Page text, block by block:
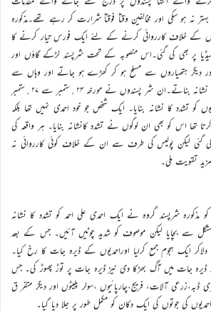
نہ ہو سکی اور مخالفین وقتاً فوقتاً شرارت کر رہے تھے۔مذکورہ
کے خلاف کارروائی کرنے کے لئے ایک فورس تیار کرنے کا
پر بھی کی گئی۔اس منصوبہ کے تحت شرپسند لڑکے گاؤں اور
دیگر ہتھیاروں سے مسلح ہو کر کھڑے ہو جاتے اور وہاں سے
گزرنے والے احمدیوں کو تشدد کا نشانہ بناتے۔ان شر پسندوں نے مورخہ ۲۴؍ستمبر سے ۲۷؍ستمبر
واقعات میں ۴ احمدیوں کو تشدد کا نشانہ بنایا۔ ایک شخص جو خود احمدی نہیں تھا بلکہ
تھا اس کو بھی ان لوگوں نے تشدد کانشانہ بنایا۔ ہر واقعہ کی
گئی لیکن پولیس کی طرف سے ان کے خلاف کوئی کارروائی نہ
تقویت ملی۔
مورخہ ۲۸؍ستمبر ۲۰۲۵ء کو مذکورہ شرپسند گروہ نے ایک احمدی علی احمد کو تشدد کا نشانہ
مشکل سے بچایا لیکن موصوف کو شدید چوٹیں آئیں۔ جس کے بعد
ایک ہجوم جمع کرلیا اوراحمدیوں کے ڈیرہ جات کا رخ کیا۔
جات میں آگ بھڑکا دی نیز ڈیرہ جات پر توڑ پھوڑ کی۔ جس
آلات، فریج،چارپائیوں ،سولر پلیٹوں اور دیگر متفر ق
کی جوتوں کی ایک دکان کو مکمل طور پر جلا دیا گیا۔